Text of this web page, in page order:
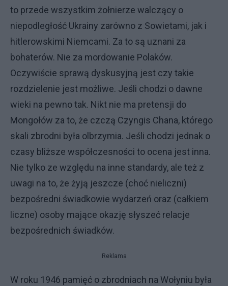
to przede wszystkim żołnierze walczący o
niepodległość Ukrainy zarówno z Sowietami, jak i
hitlerowskimi Niemcami. Za to są uznani za
bohaterów. Nie za mordowanie Polaków.
Oczywiście sprawą dyskusyjną jest czy takie
rozdzielenie jest możliwe. Jeśli chodzi o dawne
wieki na pewno tak. Nikt nie ma pretensji do
Mongołów za to, że czczą Czyngis Chana, którego
skali zbrodni była olbrzymia. Jeśli chodzi jednak o
czasy bliższe współczesności to ocena jest inna.
Nie tylko ze względu na inne standardy, ale też z
uwagi na to, że żyją jeszcze (choć nieliczni)
bezpośredni świadkowie wydarzeń oraz (całkiem
liczne) osoby mające okazję słyszeć relacje
bezpośrednich świadków.
Reklama
W roku 1946 pamięć o zbrodniach na Wołyniu była